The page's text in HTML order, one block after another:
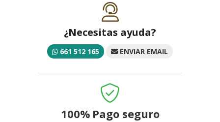
¿Necesitas ayuda?
661 512 165 ENVIAR EMAIL
100% Pago seguro